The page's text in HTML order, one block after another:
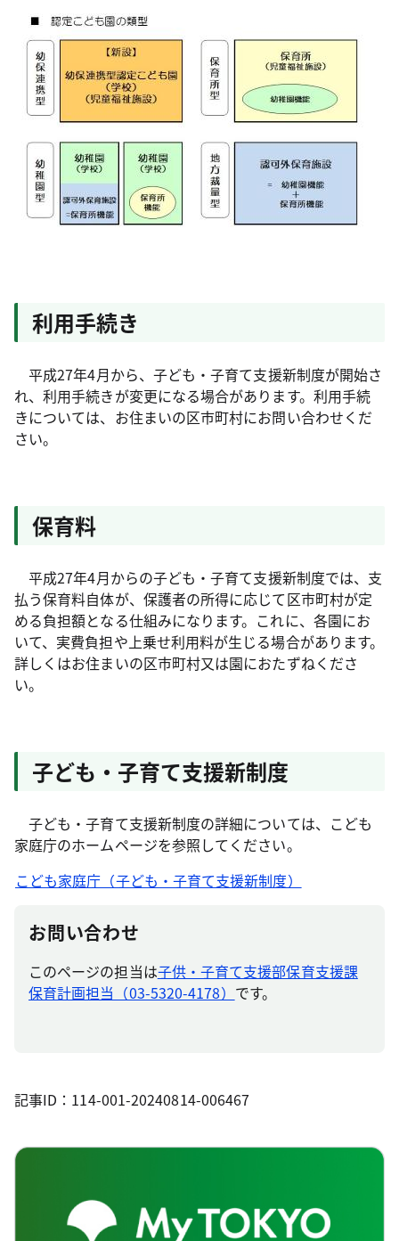
利用手続き
平成27年4月から、子ども・子育て支援新制度が開始さ
れ、利用手続きが変更になる場合があります。利用手続
きについては、お住まいの区市町村にお問い合わせくだ
さい。
保育料
平成27年4月からの子ども・子育て支援新制度では、支
払う保育料自体が、保護者の所得に応じて区市町村が定
める負担額となる仕組みになります。これに、各園にお
いて、実費負担や上乗せ利用料が生じる場合があります。
詳しくはお住まいの区市町村又は園におたずねくださ
い。
子ども・子育て支援新制度
子ども・子育て支援新制度の詳細については、こども
家庭庁のホームページを参照してください。
こども家庭庁（子ども・子育て支援新制度）
お問い合わせ
このページの担当は子供・子育て支援部保育支援課
保育計画担当（03-5320-4178） です。
記事ID：114-001-20240814-006467